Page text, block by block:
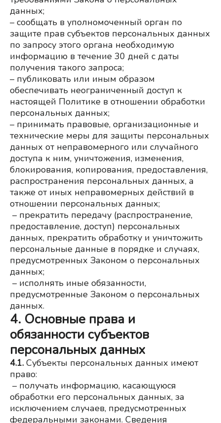
данных;
– сообщать в уполномоченный орган по
защите прав субъектов персональных данных
по запросу этого органа необходимую
информацию в течение 30 дней с даты
получения такого запроса;
– публиковать или иным образом
обеспечивать неограниченный доступ к
настоящей Политике в отношении обработки
персональных данных;
– принимать правовые, организационные и
технические меры для защиты персональных
данных от неправомерного или случайного
доступа к ним, уничтожения, изменения,
блокирования, копирования, предоставления,
распространения персональных данных, а
также от иных неправомерных действий в
отношении персональных данных;
– прекратить передачу (распространение,
предоставление, доступ) персональных
данных, прекратить обработку и уничтожить
персональные данные в порядке и случаях,
предусмотренных Законом о персональных
данных;
предусмотренные Законом о персональных
данных.
4. Основные права и
обязанности субъектов
персональных данных
4.1. Субъекты персональных данных имеют
право:
– получать информацию, касающуюся
обработки его персональных данных, за
исключением случаев, предусмотренных
федеральными законами. Сведения